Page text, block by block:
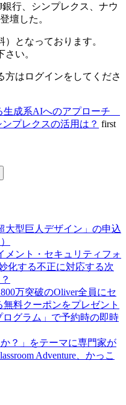
行、シンプレクス、ナウ
壇した。
となっております。
さい。
方は ログインをしてくださ
生成系AIへのアプローチ
プレクスの活用は？ first
大型巨人デザイン」の申込
メント・セキュリティフォ
化する不正に対応する次
万突破のOliver全員にセ
料クーポンをプレゼント
ログラム」で予約時の即時
？」をテーマに専門家が
Adventure、かっこ